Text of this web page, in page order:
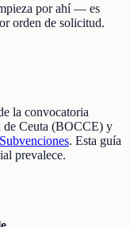
por ahí — es
orden de solicitud.
la convocatoria
Ceuta (BOCCE) y
. Esta guía
prevalece.